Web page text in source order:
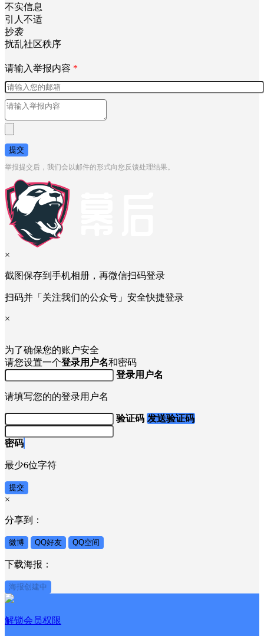
不实信息
引人不适
抄袭
扰乱社区秩序
请输入举报内容 *
提交
举报提交后，我们会以邮件的形式向您反馈处理结果。
×
截图保存到手机相册，再微信扫码登录
扫码并「关注我们的公众号」安全快捷登录
×
为了确保您的账户安全
请您设置一个登录用户名和密码
登录用户名
请填写您的的登录用户名
验证码 发送验证码
密码
最少6位字符
提交
×
分享到：
微博 QQ好友 QQ空间
下载海报：
海报创建中
解锁会员权限